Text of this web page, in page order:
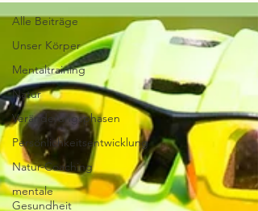
Alle Beiträge
Unser Körper
Mentaltraining
Natur
Veränderungsphasen
Persönlichkeitsentwicklung
Natur-Coaching
mentale
Gesundheit